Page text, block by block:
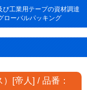
び工業用テープの資材調達
ローバルパッキング
[帝人] / 品番：